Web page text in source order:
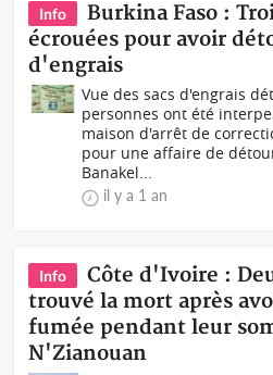
Info
Burkina Faso :
écrouées pour avoir
d'engrais
Vue des sacs d'engrais
personnes ont été
maison d'arrêt de
pour une affaire de
Banakel...
il y a 1 an
Info
Côte d'Ivoire :
trouvé la mort après
fumée pendant leur
N'Zianouan